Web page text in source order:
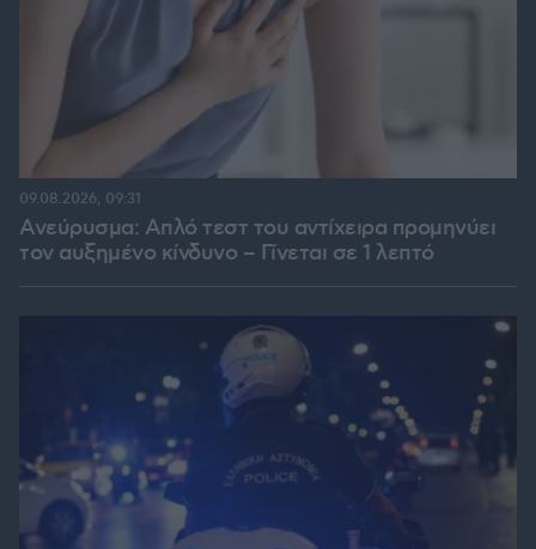
Ανεύρυσμα: Απλό τεστ του αντίχειρα προμηνύει
τον αυξημένο κίνδυνο – Γίνεται σε 1 λεπτό
09.08.2026, 09:31